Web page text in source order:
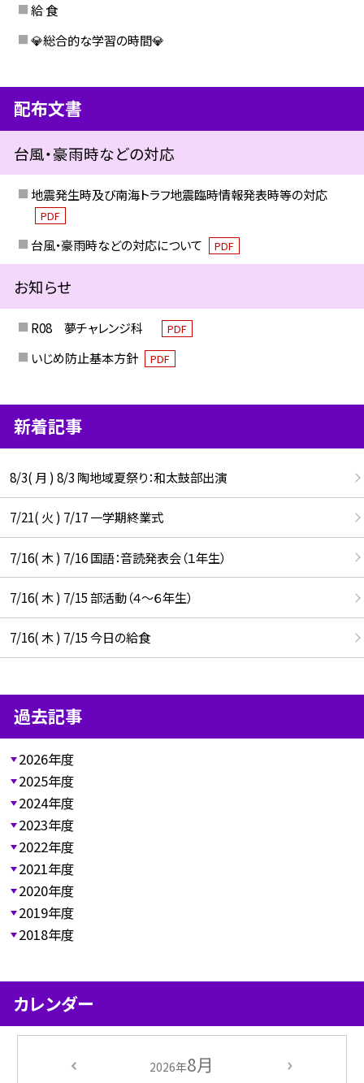
給 食
💎総合的な学習の時間💎
配布文書
台風・豪雨時などの対応
地震発生時及び南海トラフ地震臨時情報発表時等の対応
PDF
台風・豪雨時などの対応について PDF
お知らせ
R08 夢チャレンジ科 PDF
いじめ防止基本方針 PDF
新着記事
8/3( 月 ) 8/3 陶地域夏祭り：和太鼓部出演
7/21( 火 ) 7/17 一学期終業式
7/16( 木 ) 7/16 国語：音読発表会（１年生）
7/16( 木 ) 7/15 部活動（４～６年生）
7/16( 木 ) 7/15 今日の給食
過去記事
2026年度
2025年度
2024年度
2023年度
2022年度
2021年度
2020年度
2019年度
2018年度
カレンダー
2026年8月